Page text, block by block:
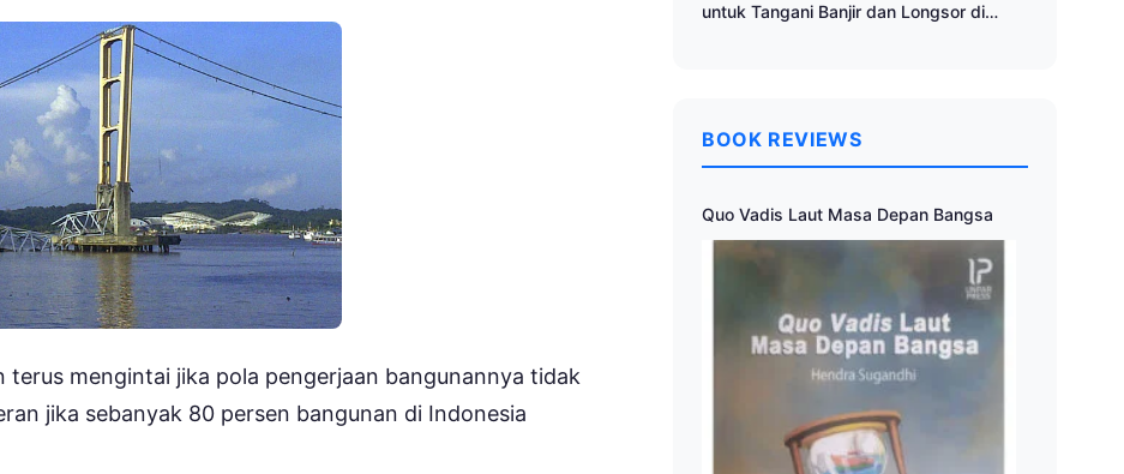
mengintai jika pola pengerjaan bangunannya tidak
jika sebanyak 80 persen bangunan di Indonesia
untuk Tangani Banjir dan Longsor di
BOOK REVIEWS
Quo Vadis Laut Masa Depan Bangsa